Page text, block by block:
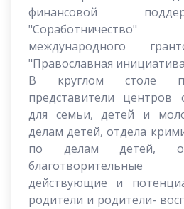
финансовой
международного
"Православная
В круглом столе
представители центров
для семьи, детей и
делам детей, отдела
по делам детей,
действующие и
родители и родители-